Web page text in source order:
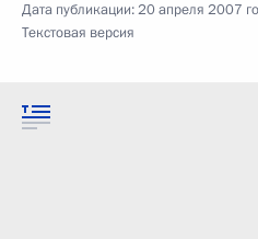
Дата публикации:20 апреля 2007
Текстовая версия